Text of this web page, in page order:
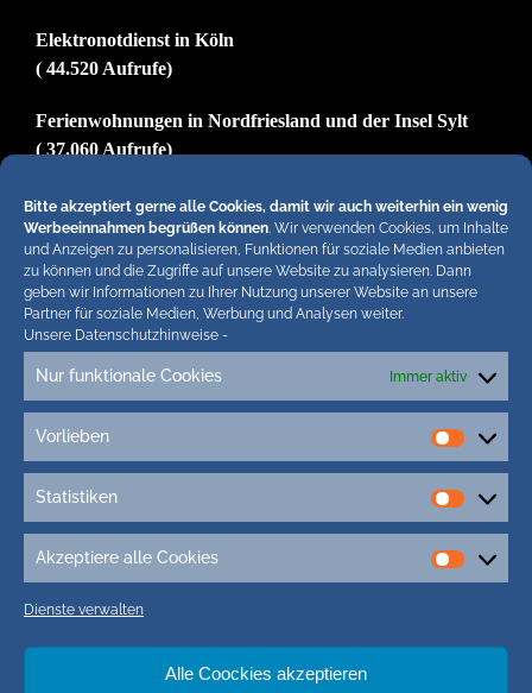
Bitte akzeptiert gerne alle Cookies, damit wir auch weiterhin ein wenig
Werbeeinnahmen begrüßen können. Wir verwenden Cookies, um Inhalte
und Anzeigen zu personalisieren, Funktionen für soziale Medien anbieten
zu können und die Zugriffe auf unsere Website zu analysieren. Dann
geben wir Informationen zu Ihrer Nutzung unserer Website an unsere
Partner für soziale Medien, Werbung und Analysen weiter.
Unsere Datenschutzhinweise -
Nur funktionale Cookies Immer aktiv
Vorlieben
Statistiken
Akzeptiere alle Cookies
Dienste verwalten
Alle Coockies akzeptieren
Elektronotdienst in Köln
( 44.520 Aufrufe)
Ferienwohnungen in Nordfriesland und der Insel Sylt
( 37.060 Aufrufe)
Impressum
( 29.828 Aufrufe)
Hiermit untersagen wir strengstens die komplette
Einbindung von Artikeln unserer Blogs in anderen
Online-Angeboten. Erlaubt sind lediglich
abgekürzte Teaser bis ca. 200 Zeichen plus Link
zum ganzen Artikel in unseren Blogs. Wir
behalten uns bei Verstössen rechtliche Schritte
vor. Die Redaktion!